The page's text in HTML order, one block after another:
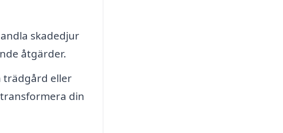
skadedjur
åtgärder.
trädgård eller
din